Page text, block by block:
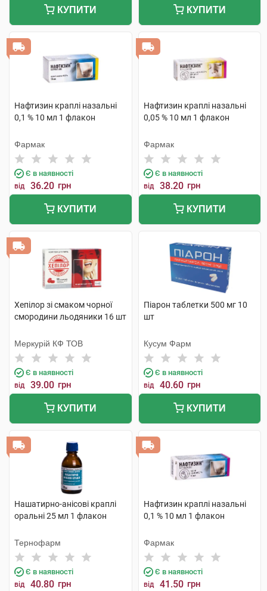
КУПИТИ КУПИТИ
Нафтизин краплі назальні
0,1 % 10 мл 1 флакон
Фармак
Є в наявності
від 36.20 грн
КУПИТИ
Нафтизин краплі назальні
0,05 % 10 мл 1 флакон
Фармак
Є в наявності
від 38.20 грн
КУПИТИ
Хепілор зі смаком чорної
смородини льодяники 16 шт
Меркурій КФ ТОВ
Є в наявності
від 39.00 грн
КУПИТИ
Піарон таблетки 500 мг 10
шт
Кусум Фарм
Є в наявності
від 40.60 грн
КУПИТИ
Нашатирно-анісові краплі
оральні 25 мл 1 флакон
Тернофарм
Є в наявності
від 40.80 грн
Нафтизин краплі назальні
0,1 % 10 мл 1 флакон
Фармак
Є в наявності
від 41.50 грн